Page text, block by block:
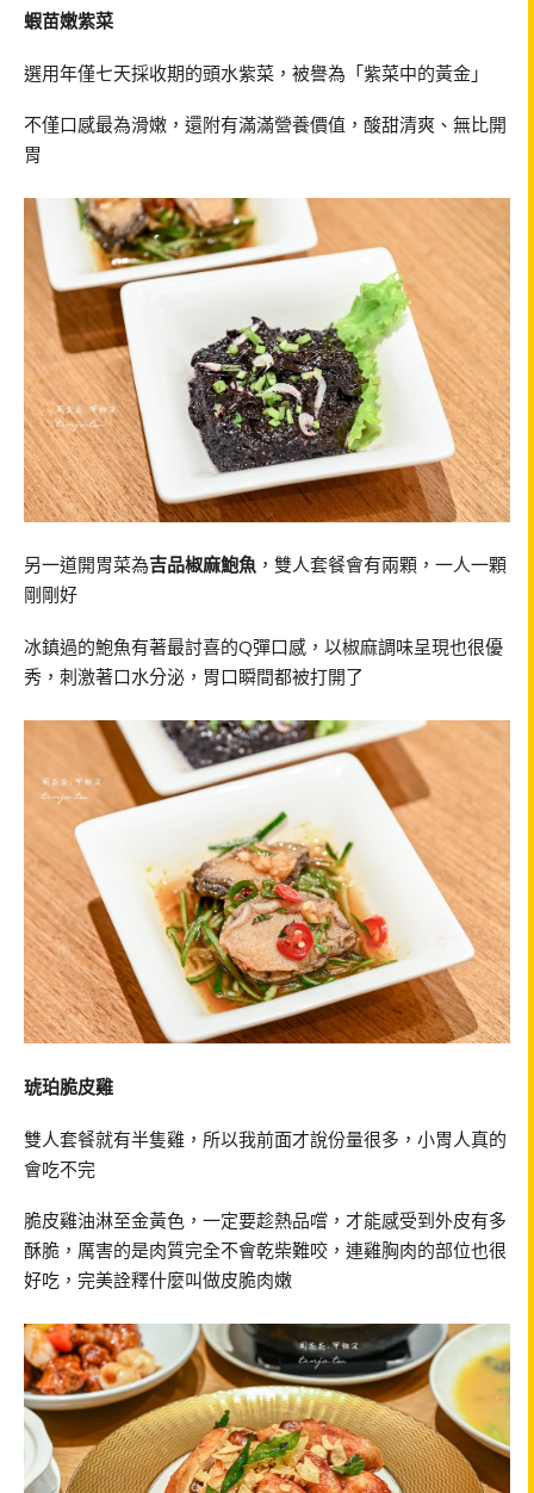
蝦苗嫩紫菜
選用年僅七天採收期的頭水紫菜，被譽為「紫菜中的黃金」
不僅口感最為滑嫩，還附有滿滿營養價值，酸甜清爽、無比開
胃
另一道開胃菜為吉品椒麻鮑魚 ，雙人套餐會有兩顆，一人一顆
剛剛好
冰鎮過的鮑魚有著最討喜的Q彈口感，以椒麻調味呈現也很優
秀，刺激著口水分泌，胃口瞬間都被打開了
琥珀脆皮雞
雙人套餐就有半隻雞，所以我前面才說份量很多，小胃人真的
會吃不完
脆皮雞油淋至金黃色，一定要趁熱品嚐，才能感受到外皮有多
酥脆，厲害的是肉質完全不會乾柴難咬，連雞胸肉的部位也很
好吃，完美詮釋什麼叫做皮脆肉嫩